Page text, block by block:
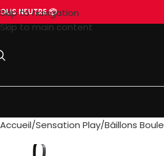
Skip to navigation
Skip to main content
NEUTRE 📦
Accueil Sensation Play Bâillons Boule